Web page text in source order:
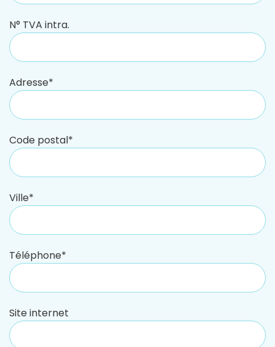
N° TVA intra.
Adresse*
Code postal*
Ville*
Téléphone*
Site internet